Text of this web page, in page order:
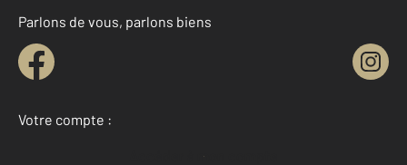
Parlons de vous, parlons biens
Votre compte :
Accéder à mon compte